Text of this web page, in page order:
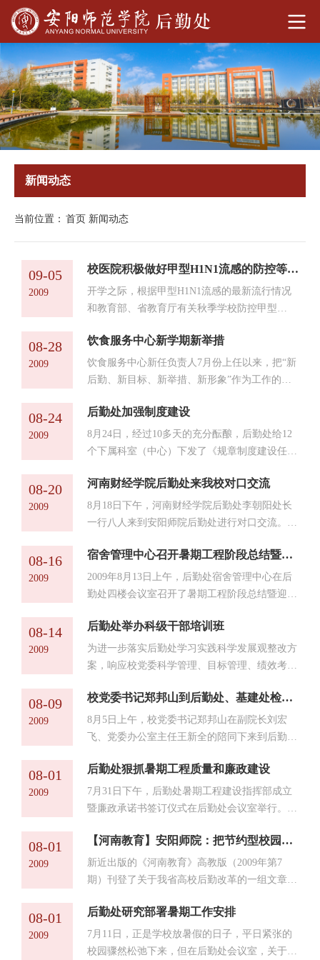
新闻动态
当前位置： 首页 新闻动态
09-05
2009
校医院积极做好甲型H1N1流感的防控等工作，迎接新生到来
开学之际，根据甲型H1N1流感的最新流行情况
和教育部、省教育厅有关秋季学校防控甲型
阳师范学院秋季甲型H1N1流感防控预案》，对
学校近期学生开学伊始及新生入校后军训期间的
防控措施作了具体安排，并通过校园网公告和校
了预防甲型H1N1流感健康教育宣传单发放给学
生，给每个院系发放温度计，便于院系做好预防
工作。 在省教育厅的统一部...
08-28
2009
饮食服务中心新学期新举措
饮食服务中心新任负责人7月份上任以来，把“新
后勤、新目标、新举措、新形象”作为工作的指
班加点，对食堂内部进行了机构、人员、工作程
序等方面的大调整：一是机构调整，引入竞争机
制，理顺管理渠道，激发职工热情；二是强调把
食品原材料以公开、公正、公平的原则确定合格
供应商（每种原材料至少确定2-3家供货商），
在保证质量的前提下...
08-24
2009
后勤处加强制度建设
8月24日，经过10多天的充分酝酿，后勤处给12
个下属科室（中心）下发了《规章制度建设任务
的任务书，是在后勤处科级干部培训班讨论的基
础上形成的，体现了后勤处提出的制度化管理的
精神。 任务书中的规章制度涉及行政和业务管
划生育、水电管理、宿舍管理等方面计划制定的
制度是带有全校性质的。任务书的突出特点是强
调了安全工作和...
08-20
2009
河南财经学院后勤处来我校对口交流
8月18日下午，河南财经学院后勤处李朝阳处长
一行八人来到安阳师院后勤处进行对口交流。座
后勤处林玉河处长、秦方顺书记等领导出席会议
并对李处长的到表示热烈欢迎，后勤处相关科室
也参加了座谈会。 会上，刘宏飞副院长首先介
况。林玉河处长回顾了4月份后勤处领导班子调
整后的主要工作，具体谈了原安阳师院后勤管...
08-16
2009
宿舍管理中心召开暑期工程阶段总结暨迎新工作讨论会
2009年8月13日上午，后勤处宿舍管理中心在后
勤处四楼会议室召开了暑期工程阶段总结暨迎新
举措、新形象”的奋斗目标而努力。 会上，杨安
民主任通报了宿舍维修等工程的进展情况，充分
肯定了全体工作人员的辛勤工作，高度赞扬了大
现的问题进行了认真的分析并提出了切实可行的
解决办法。 宿管中心副主任李保昌和周清就今
年的迎...
08-14
2009
后勤处举办科级干部培训班
为进一步落实后勤处学习实践科学发展观整改方
案，响应校党委科学管理、目标管理、绩效考核
措、新形象”的战略构想提供组织保证，8月9日
至12日，后勤处利用繁忙的暑期工作间隙，专门
抽出四天时间对16名科级干部进行了培训。
班的目的、意义和日程安排，处党总支书记秦方
顺详细讲解了后勤处落实科学发展观的整改方
案。 副院长...
08-09
2009
校党委书记郑邦山到后勤处、基建处检查指导工作
8月5日上午，校党委书记郑邦山在副院长刘宏
飞、党委办公室主任王新全的陪同下来到后勤
并坚持工作的干部职工表示亲切慰问。 在后勤
处会议室，后勤处、基建处领导班子汇报了后勤
改革、干部队伍建设、廉政建设、暑期工程安排
的工作思路、工作措施等给予充分肯定。郑书记
指出，后勤处、基建处新领导班子上任以后，迅
速进入工...
08-01
2009
后勤处狠抓暑期工程质量和廉政建设
7月31日下午，后勤处暑期工程建设指挥部成立
暨廉政承诺书签订仪式在后勤处会议室举行。副
后勤处指挥部成员、师院居委会代表、施工方代
表等参加了会议。 副院长刘宏飞作了重要讲
话。他指出，在高校的工程建设中，廉政建设是
设具有重要意义。他要求，指挥部成员在工程建
设中做到“六不准”，努力把各项工程建成“优质
工程、干净工程...
08-01
2009
【河南教育】安阳师院：把节约型校园建设在师生心中
新近出版的《河南教育》高教版（2009年第7
期）刊登了关于我省高校后勤改革的一组文章
范学院、河南理工大学、河南科技大学等三所高
校的后勤社会化改革工作进行了回顾总结和改革
成果的集中报道。其中报道我校的文章为《安阳
08-01
2009
后勤处研究部署暑期工作安排
7月11日，正是学校放暑假的日子，平日紧张的
校园骤然松弛下来，但在后勤处会议室，关于暑